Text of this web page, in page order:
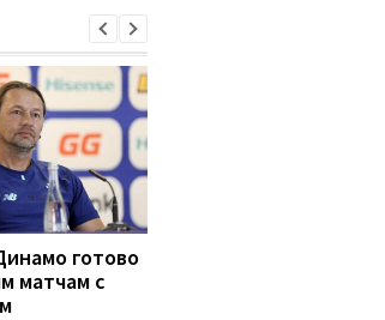
готово
матчам с